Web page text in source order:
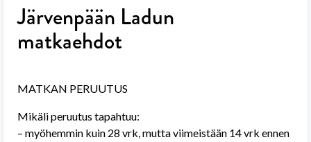
Järvenpään Ladun
matkaehdot
MATKAN PERUUTUS
Mikäli peruutus tapahtuu:
– myöhemmin kuin 28 vrk, mutta viimeistään 14 vrk ennen